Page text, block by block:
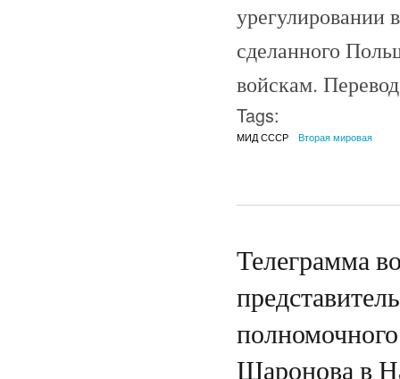
урегулировании
сделанного
войскам.
Tags:
МИД СССР Вторая мировая
Телеграмма
Шаронова в